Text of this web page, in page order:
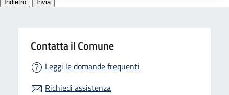
Contatta il Comune
Leggi le domande frequenti
Richiedi assistenza